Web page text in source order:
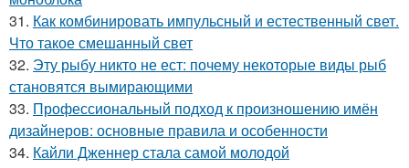
31. Как комбинировать импульсный и естественный свет.
Что такое смешанный свет
32. Эту рыбу никто не ест: почему некоторые виды рыб
становятся вымирающими
33. Профессиональный подход к произношению имён
дизайнеров: основные правила и особенности
34. Кайли Дженнер стала самой молодой